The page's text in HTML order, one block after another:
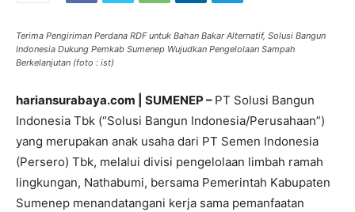
Terima Pengiriman Perdana RDF untuk Bahan Bakar Alternatif, Solusi Bangun
Indonesia Dukung Pemkab Sumenep Wujudkan Pengelolaan Sampah
Berkelanjutan (foto : ist)
hariansurabaya.com | SUMENEP – PT Solusi Bangun
Indonesia Tbk (“Solusi Bangun Indonesia/Perusahaan”)
yang merupakan anak usaha dari PT Semen Indonesia
(Persero) Tbk, melalui divisi pengelolaan limbah ramah
lingkungan, Nathabumi, bersama Pemerintah Kabupaten
Sumenep menandatangani kerja sama pemanfaatan